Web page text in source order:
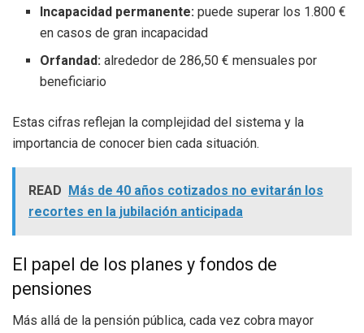
Incapacidad permanente: puede superar los 1.800 €
en casos de gran incapacidad
Orfandad: alrededor de 286,50 € mensuales por
beneficiario
Estas cifras reflejan la complejidad del sistema y la
importancia de conocer bien cada situación.
READ Más de 40 años cotizados no evitarán los
recortes en la jubilación anticipada
El papel de los planes y fondos de
pensiones
Más allá de la pensión pública, cada vez cobra mayor